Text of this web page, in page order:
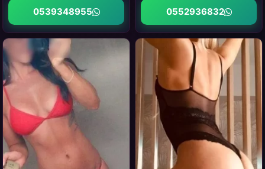
0552936832
0539348955